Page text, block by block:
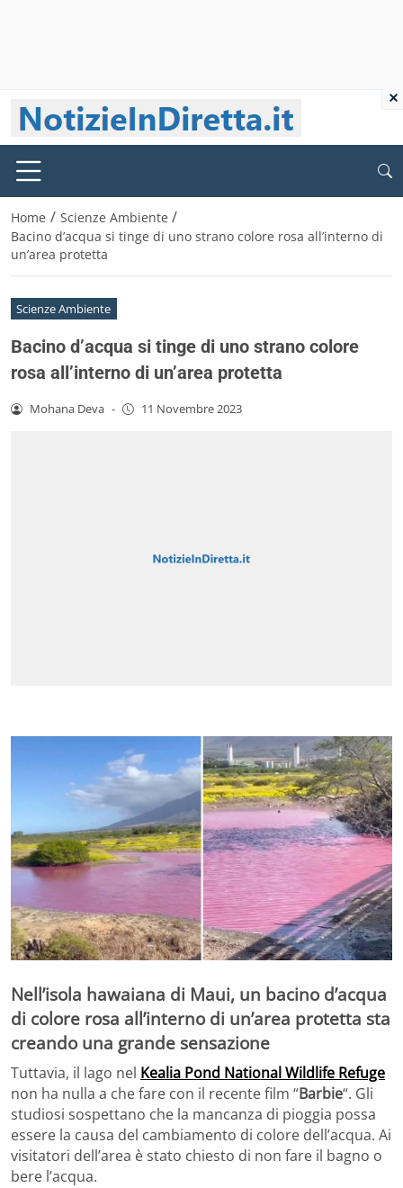
Home / Scienze Ambiente /
Bacino d’acqua si tinge di uno strano colore rosa all’interno di
un’area protetta
Scienze Ambiente
Bacino d’acqua si tinge di uno strano colore
rosa all’interno di un’area protetta
Mohana Deva - 11 Novembre 2023
Nell’isola hawaiana di Maui, un bacino d’acqua
di colore rosa all’interno di un’area protetta sta
creando una grande sensazione
Tuttavia, il lago nel Kealia Pond National Wildlife Refuge
non ha nulla a che fare con il recente film “Barbie“. Gli
studiosi sospettano che la mancanza di pioggia possa
essere la causa del cambiamento di colore dell’acqua. Ai
visitatori dell’area è stato chiesto di non fare il bagno o
bere l’acqua.
×